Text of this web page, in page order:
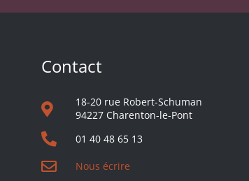
Contact
18-20 rue Robert-Schuman
94227 Charenton-le-Pont
01 40 48 65 13
Nous écrire